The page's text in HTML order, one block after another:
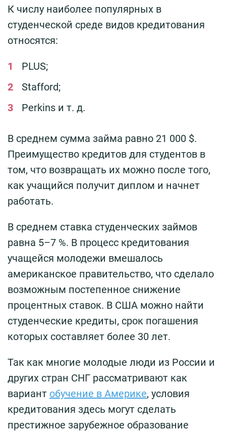
К числу наиболее популярных в
студенческой среде видов кредитования
относятся:
PLUS;
Stafford;
Perkins и т. д.
В среднем сумма займа равно 21 000 $.
Преимущество кредитов для студентов в
том, что возвращать их можно после того,
как учащийся получит диплом и начнет
работать.
В среднем ставка студенческих займов
равна 5–7 %. В процесс кредитования
учащейся молодежи вмешалось
американское правительство, что сделало
возможным постепенное снижение
процентных ставок. В США можно найти
студенческие кредиты, срок погашения
которых составляет более 30 лет.
Так как многие молодые люди из России и
других стран СНГ рассматривают как
вариант обучение в Америке, условия
кредитования здесь могут сделать
престижное зарубежное образование